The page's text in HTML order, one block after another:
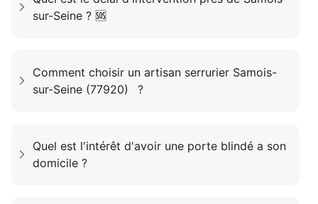
sur-Seine ? 🆘
Comment choisir un artisan serrurier Samois-
sur-Seine (77920) ?
Quel est l'intérêt d'avoir une porte blindé a son
domicile ?